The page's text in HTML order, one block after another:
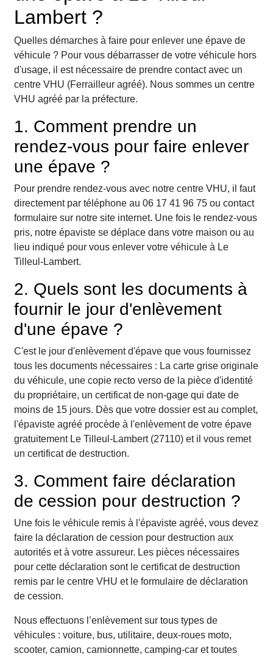
Lambert ?
Quelles démarches à faire pour enlever une épave de
véhicule ? Pour vous débarrasser de votre véhicule hors
d'usage, il est nécessaire de prendre contact avec un
centre VHU (Ferrailleur agréé). Nous sommes un centre
VHU agréé par la préfecture.
1. Comment prendre un
rendez-vous pour faire enlever
une épave ?
Pour prendre rendez-vous avec notre centre VHU, il faut
directement par téléphone au 06 17 41 96 75 ou contact
formulaire sur notre site internet. Une fois le rendez-vous
pris, notre épaviste se déplace dans votre maison ou au
lieu indiqué pour vous enlever votre véhicule à Le
Tilleul-Lambert.
2. Quels sont les documents à
fournir le jour d'enlèvement
d'une épave ?
C'est le jour d'enlèvement d'épave que vous fournissez
tous les documents nécessaires : La carte grise originale
du véhicule, une copie recto verso de la pièce d'identité
du propriétaire, un certificat de non-gage qui date de
moins de 15 jours. Dès que votre dossier est au complet,
l'épaviste agréé procède à l'enlèvement de votre épave
gratuitement Le Tilleul-Lambert (27110) et il vous remet
un certificat de destruction.
3. Comment faire déclaration
de cession pour destruction ?
Une fois le véhicule remis à l'épaviste agréé, vous devez
faire la déclaration de cession pour destruction aux
autorités et à votre assureur. Les pièces nécessaires
pour cette déclaration sont le certificat de destruction
remis par le centre VHU et le formulaire de déclaration
de cession.
Nous effectuons l’enlèvement sur tous types de
véhicules : voiture, bus, utilitaire, deux-roues moto,
scooter, camion, camionnette, camping-car et toutes